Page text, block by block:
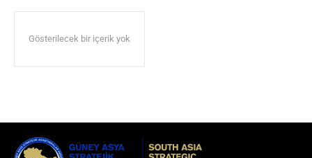
Gösterilecek bir içerik yok